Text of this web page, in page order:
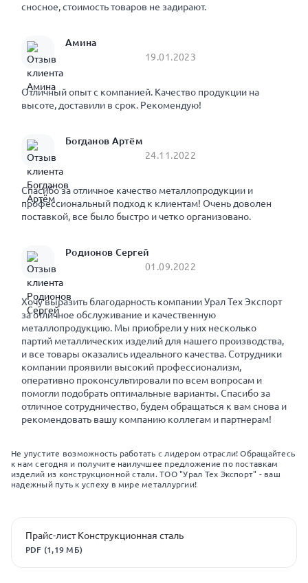
сносное, стоимость товаров не задирают.
Амина
19.01.2023
Отличный опыт с компанией. Качество продукции на
высоте, доставили в срок. Рекомендую!
Богданов Артём
24.11.2022
Спасибо за отличное качество металлопродукции и
профессиональный подход к клиентам! Очень доволен
поставкой, все было быстро и четко организовано.
Родионов Сергей
01.09.2022
Хочу выразить благодарность компании Урал Тех Экспорт
за отличное обслуживание и качественную
металлопродукцию. Мы приобрели у них несколько
партий металлических изделий для нашего производства,
и все товары оказались идеального качества. Сотрудники
компании проявили высокий профессионализм,
оперативно проконсультировали по всем вопросам и
помогли подобрать оптимальные варианты. Спасибо за
отличное сотрудничество, будем обращаться к вам снова и
рекомендовать вашу компанию коллегам и партнерам!
Не упустите возможность работать с лидером отрасли! Обращайтесь
к нам сегодня и получите наилучшее предложение по поставкам
изделий из конструкционной стали. ТОО "Урал Тех Экспорт" - ваш
надежный путь к успеху в мире металлургии!
Прайс-лист Конструкционная сталь
PDF (1,19 МБ)